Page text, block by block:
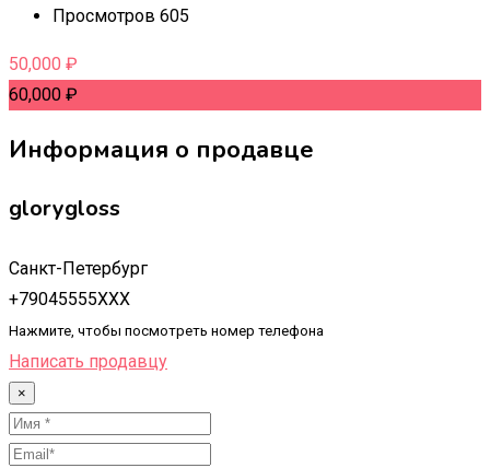
Просмотров 605
50,000 ₽
60,000 ₽
Информация о продавце
glorygloss
Санкт-Петербург
+79045555XXX
Нажмите, чтобы посмотреть номер телефона
Написать продавцу
×